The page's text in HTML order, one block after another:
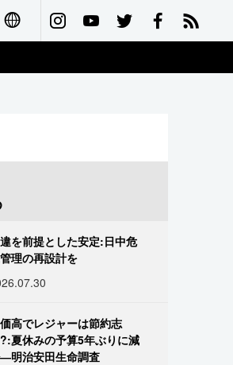
العربية
を前提とした安定:日中危
理の再設計を
高でレジャーは節約志
夏休みの予算5年ぶりに減
明治安田生命調査